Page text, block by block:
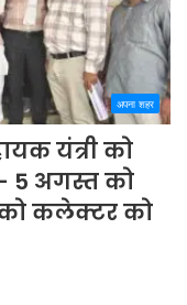
अपना शहर
यंत्री को
5 अगस्त को
कलेक्टर को